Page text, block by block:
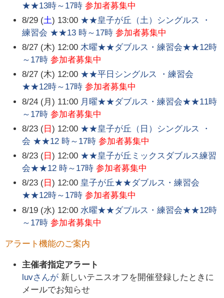
★★13時～17時 参加者募集中
8/29 (土) 13:00 ★★皇子が丘（土）シングルス ・
練習会 ★★13 時～17時 参加者募集中
8/27 (木) 12:00 木曜★★ダブルス・練習会★★12時
～17時 参加者募集中
8/27 (木) 12:00 ★★平日シングルス ・練習会
★★12時～17時 参加者募集中
8/24 (月) 11:00 月曜★★ダブルス・練習会★★11時
～17時 参加者募集中
8/23 ( 日) 12:00 ★★皇子が丘（日）シングルス ・
会 ★★12 時～17時 参加者募集中
8/23 ( 日) 12:00 ★★皇子が丘ミックスダブルス練習
会★★12 時～17時 参加者募集中
8/23 ( 日) 12:00 皇子が丘★★ダブルス・練習会
★★12時～17時 参加者募集中
8/19 (水) 12:00 水曜★★ダブルス・練習会★★12時
～17時 参加者募集中
アラート機能のご案内
主催者指定アラート
luvさんが 新しいテニスオフを開催登録したときに
メールでお知らせ